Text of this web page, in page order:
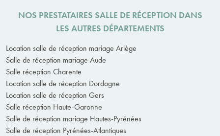
NOS PRESTATAIRES SALLE DE RÉCEPTION DANS
LES AUTRES DÉPARTEMENTS
Location salle de réception mariage Ariège
Salle de réception mariage Aude
Salle réception Charente
Location salle de réception Dordogne
Location salle de réception Gers
Salle réception Haute-Garonne
Salle de réception mariage Hautes-Pyrénées
Salle de réception Pyrénées-Atlantiques